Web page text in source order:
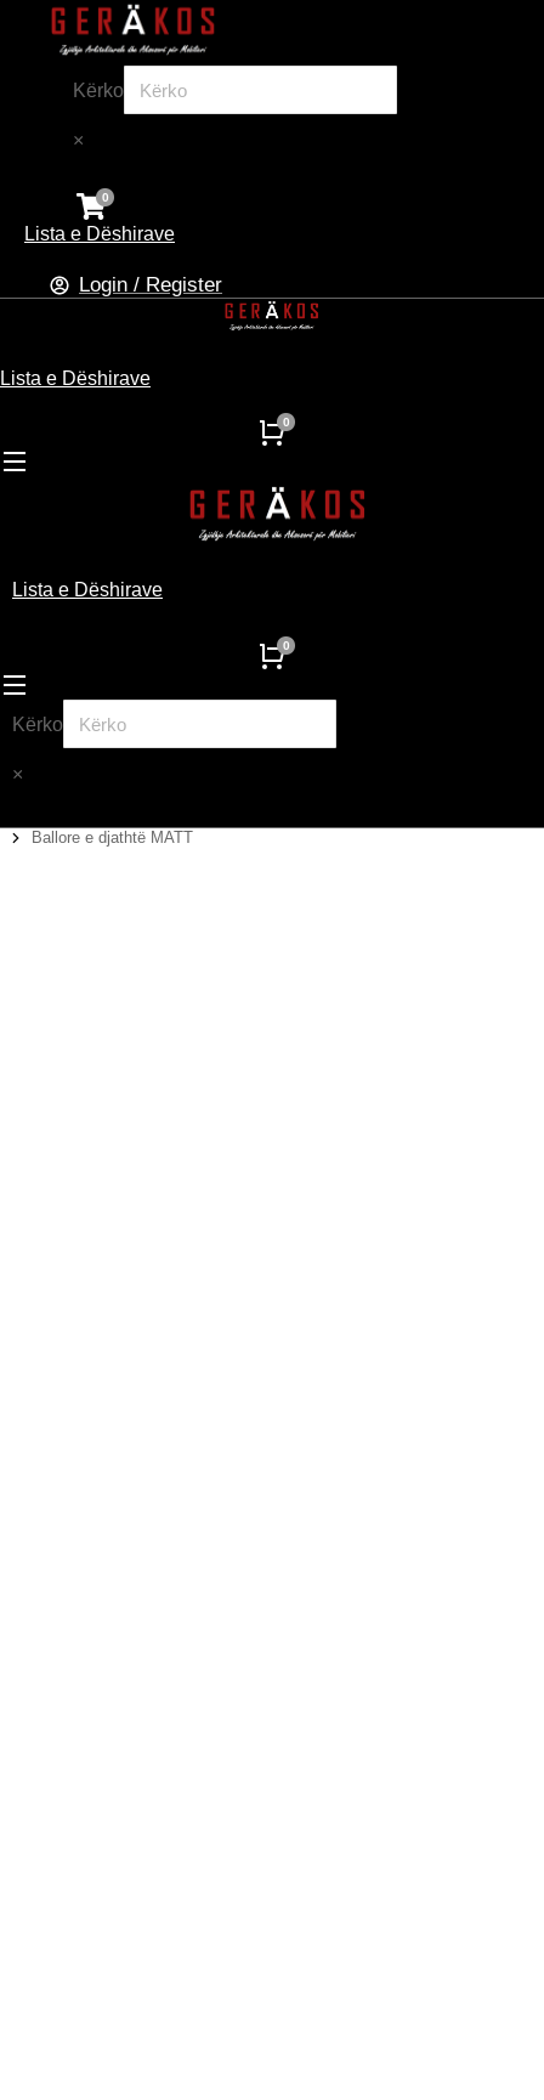
Kërko
×
Lista e Dëshirave
Login / Register
Lista e Dëshirave
Lista e Dëshirave
Kërko
×
You are here:
Ballore e djathtë MATT